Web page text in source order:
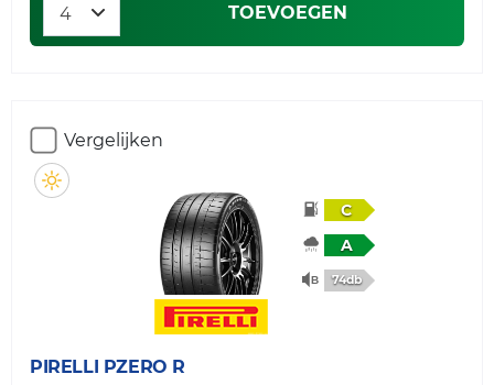
TOEVOEGEN
Vergelijken
C
A
74db
PIRELLI PZERO R